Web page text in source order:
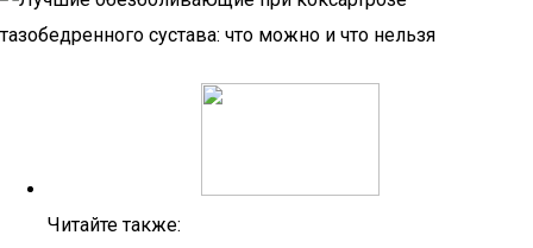
Читайте также: